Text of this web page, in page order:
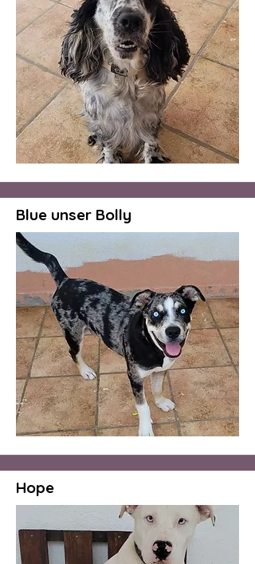
Blue unser Bolly
Hope